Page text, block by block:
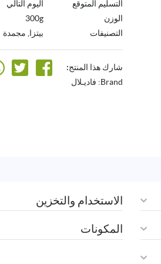
التسليم المتوقع
اليوم التالي
الوزن
300g
التصنيفات
بيتزا مجمدة
شارك هذا المنتج:
Brand: فاديـلال
الاستخدام والتخزين
المكونات